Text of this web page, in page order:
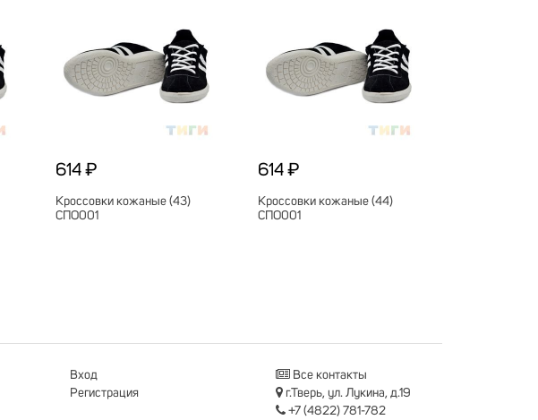
614 ₽
Кроссовки кожаные (43)
СПО001
614 ₽
Кроссовки кожаные (44)
СПО001
Вход
Регистрация
Все контакты
г.Тверь, ул. Лукина, д.19
+7 (4822) 781-782